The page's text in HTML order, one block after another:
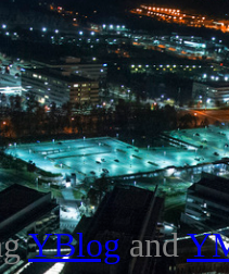
YBlog and